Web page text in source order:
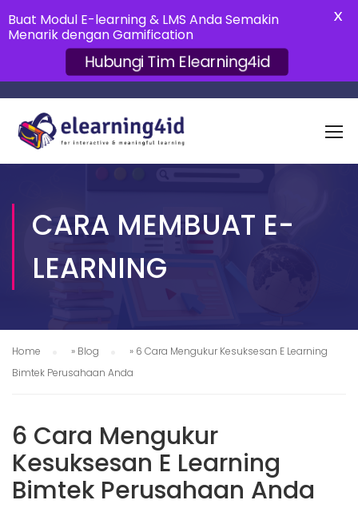
CARA MEMBUAT E-
LEARNING
Home » Blog » 6 Cara Mengukur Kesuksesan E Learning
Bimtek Perusahaan Anda
6 Cara Mengukur
Kesuksesan E Learning
Bimtek Perusahaan Anda
Buat Modul E-learning & LMS Anda Semakin
Menarik dengan Gamification
Hubungi Tim Elearning4id
X